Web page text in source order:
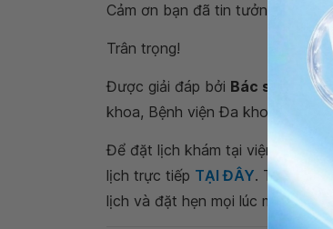
Cảm ơn bạn đã tin tưởng và gửi
Trân trọng!
Được giải đáp bởi Bác sĩ Phan
khoa, Bệnh viện Đa khoa Quốc
Để đặt lịch khám tại viện, Quý
lịch trực tiếp TẠI ĐÂY. Tải và
lịch và đặt hẹn mọi lúc mọi nơi